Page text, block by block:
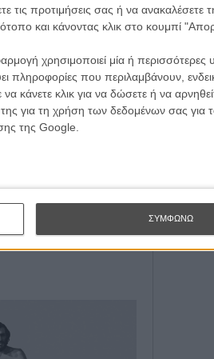
τις προτιμήσεις σας ή να ανακαλέσετε
και κάνοντας κλικ στο κουμπί
χρησιμοποιεί μία ή περισσότερες
πληροφορίες που περιλαμβάνουν,
κάνετε κλικ για να δώσετε ή να
για τη χρήση των δεδομένων σας
της Google.
ΣΥΜΦΩΝΩ
Θέλω